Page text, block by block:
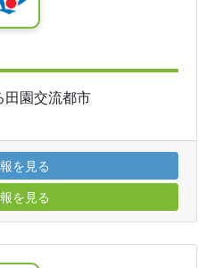
田園交流都市
を見る
を見る